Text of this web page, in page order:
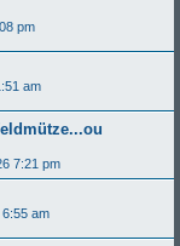
pm
am
7:21 pm
6:55 am